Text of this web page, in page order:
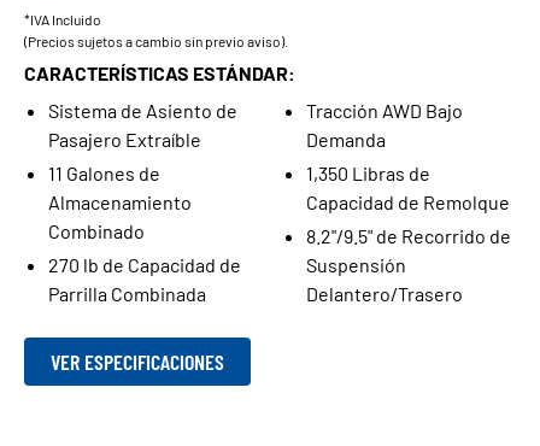
*IVA Incluido
(Precios sujetos a cambio sin previo aviso).
CARACTERÍSTICAS ESTÁNDAR:
Sistema de Asiento de
Pasajero Extraíble
11 Galones de
Almacenamiento
Combinado
270 lb de Capacidad de
Parrilla Combinada
Tracción AWD Bajo
Demanda
1,350 Libras de
Capacidad de Remolque
8.2"/9.5" de Recorrido de
Suspensión
Delantero/Trasero
VER ESPECIFICACIONES